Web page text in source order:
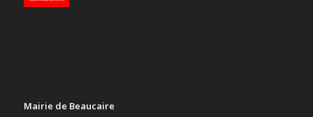
Mairie de Beaucaire